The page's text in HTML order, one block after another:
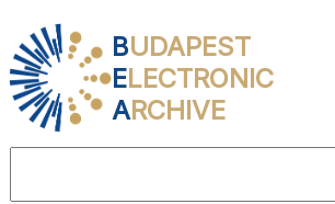
BUDAPEST
ELECTRONIC
ARCHIVE